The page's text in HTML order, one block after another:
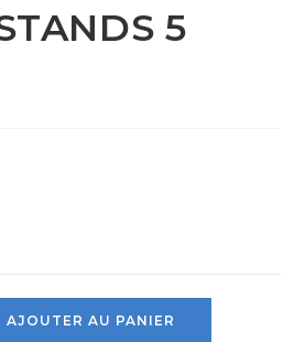
5
AJOUTER AU PANIER